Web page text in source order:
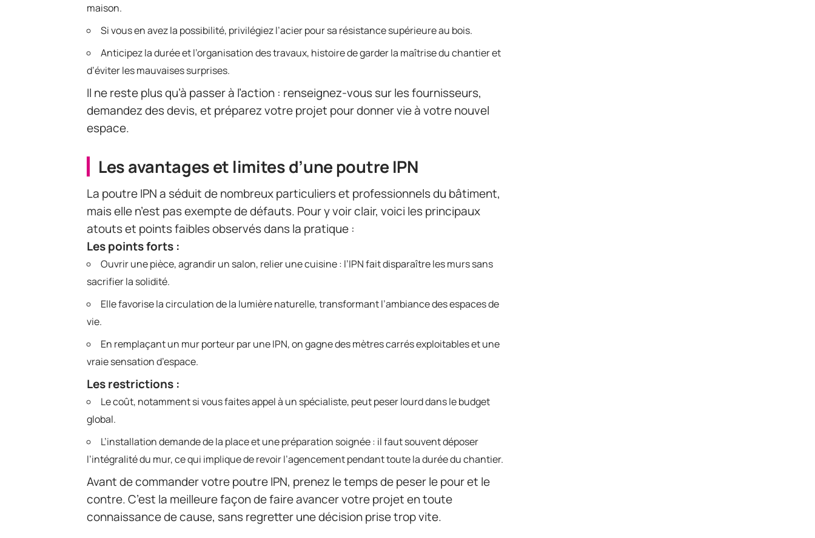
maison.
Si vous en avez la possibilité, privilégiez l’acier pour sa résistance supérieure au bois.
Anticipez la durée et l’organisation des travaux, histoire de garder la maîtrise du chantier et
d’éviter les mauvaises surprises.
Il ne reste plus qu’à passer à l’action : renseignez-vous sur les fournisseurs,
demandez des devis, et préparez votre projet pour donner vie à votre nouvel
espace.
Les avantages et limites d’une poutre IPN
La poutre IPN a séduit de nombreux particuliers et professionnels du bâtiment,
mais elle n’est pas exempte de défauts. Pour y voir clair, voici les principaux
atouts et points faibles observés dans la pratique :
Les points forts :
Ouvrir une pièce, agrandir un salon, relier une cuisine : l’IPN fait disparaître les murs sans
sacrifier la solidité.
Elle favorise la circulation de la lumière naturelle, transformant l’ambiance des espaces de
vie.
En remplaçant un mur porteur par une IPN, on gagne des mètres carrés exploitables et une
vraie sensation d’espace.
Les restrictions :
Le coût, notamment si vous faites appel à un spécialiste, peut peser lourd dans le budget
global.
L’installation demande de la place et une préparation soignée : il faut souvent déposer
l’intégralité du mur, ce qui implique de revoir l’agencement pendant toute la durée du chantier.
Avant de commander votre poutre IPN, prenez le temps de peser le pour et le
contre. C’est la meilleure façon de faire avancer votre projet en toute
connaissance de cause, sans regretter une décision prise trop vite.